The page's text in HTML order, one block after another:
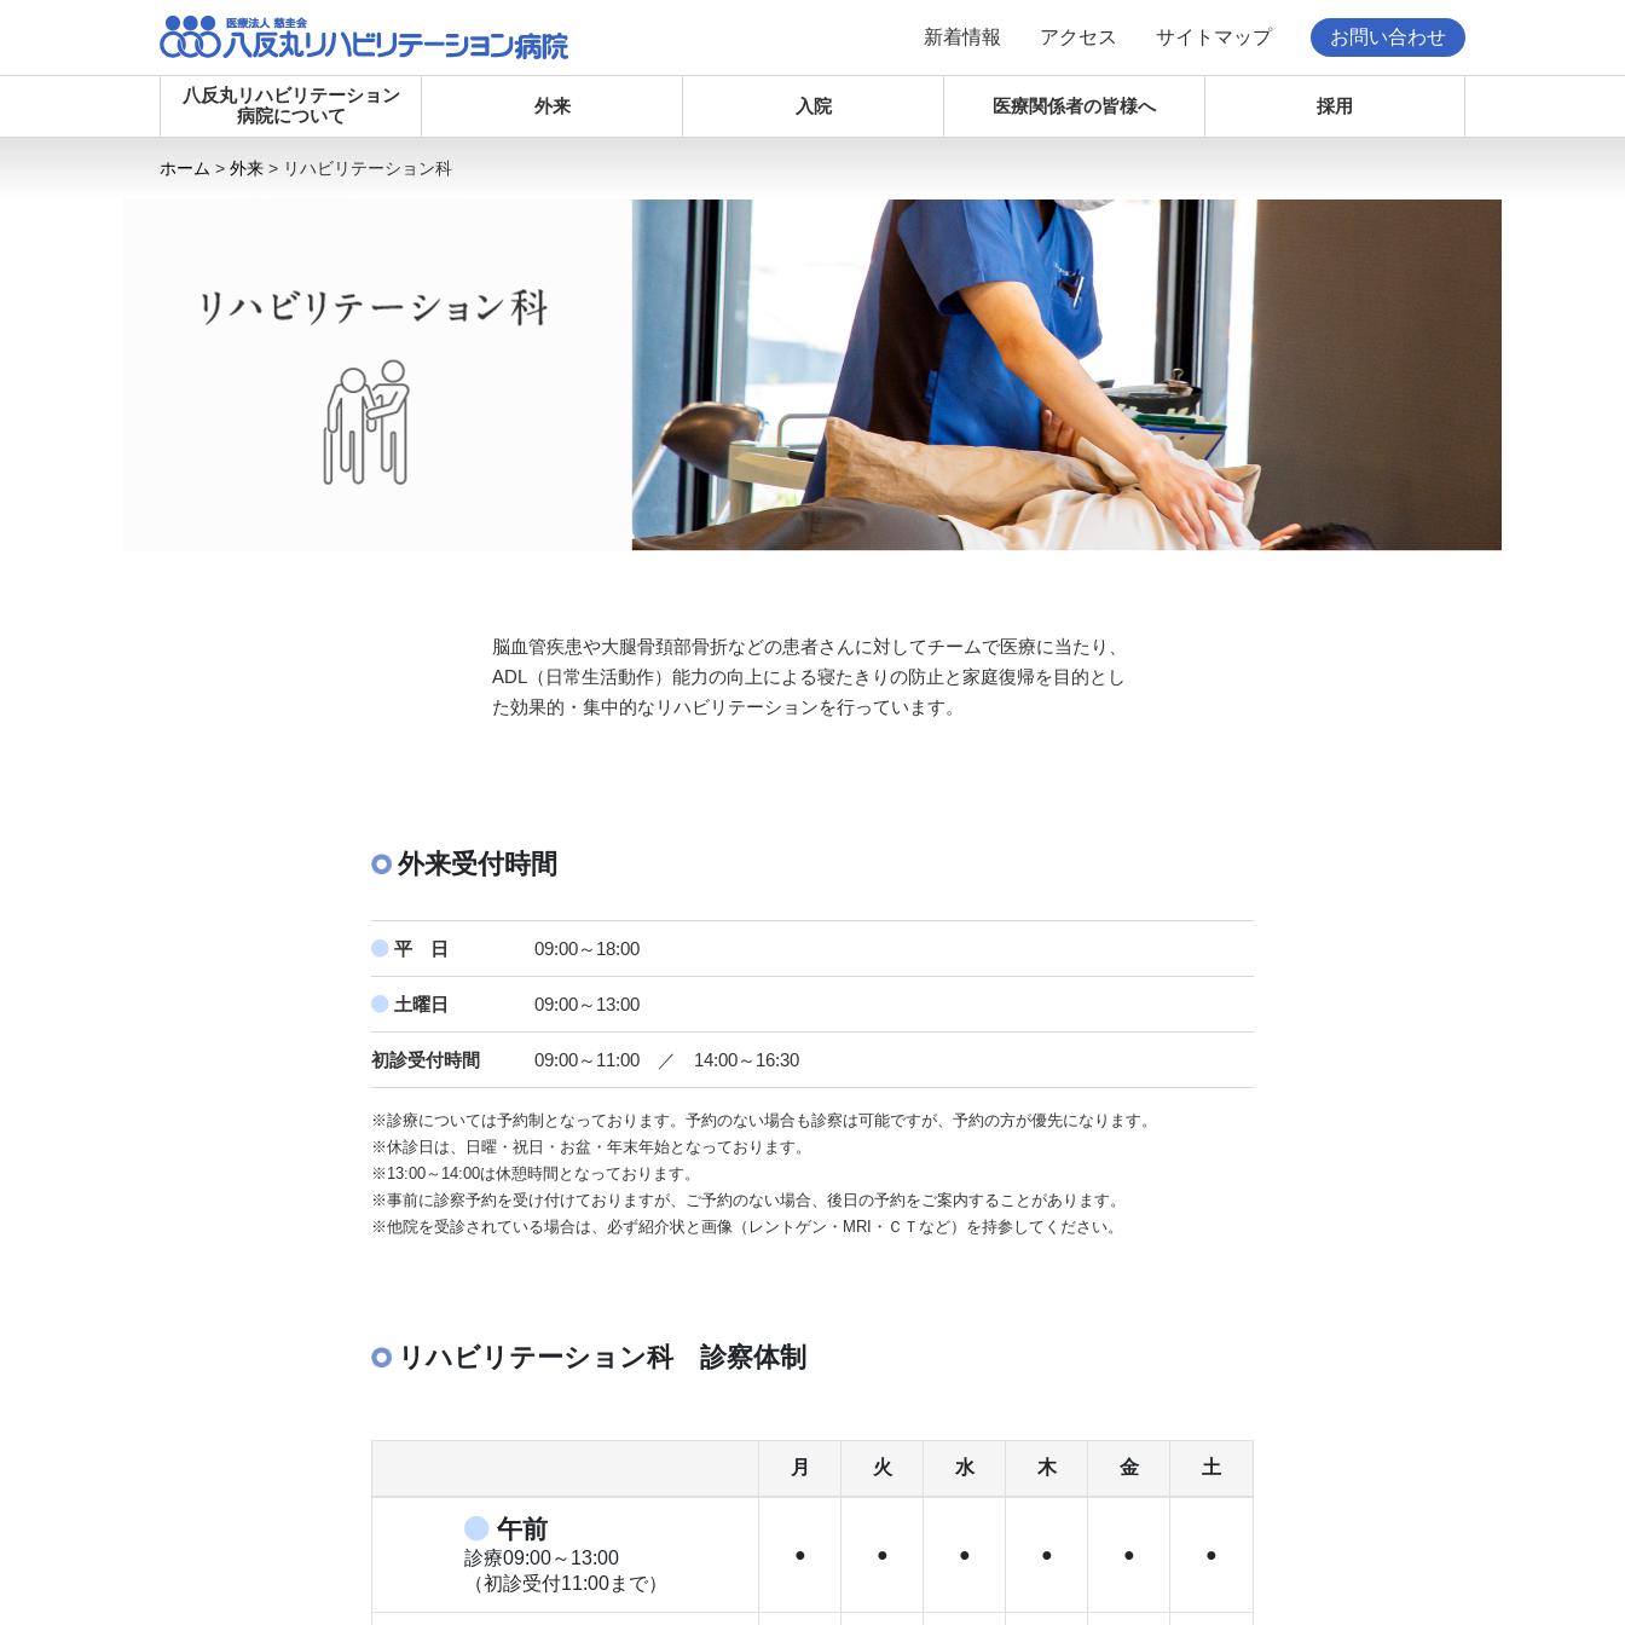
新着情報 アクセス サイトマップ お問い合わせ
八反丸リハビリテーション
病院について
外来 入院 医療関係者の皆様へ 採用
ホーム > 外来 > リハビリテーション科
脳血管疾患や大腿骨頚部骨折などの患者さんに対してチームで医療に当たり、
ADL（日常生活動作）能力の向上による寝たきりの防止と家庭復帰を目的とし
た効果的・集中的なリハビリテーションを行っています。
外来受付時間
平 日 09:00～18:00
土曜日 09:00～13:00
初診受付時間 09:00～11:00 ／ 14:00～16:30
※診療については予約制となっております。予約のない場合も診察は可能ですが、予約の方が優先になります。
※休診日は、日曜・祝日・お盆・年末年始となっております。
※13:00～14:00は休憩時間となっております。
※事前に診察予約を受け付けておりますが、ご予約のない場合、後日の予約をご案内することがあります。
※他院を受診されている場合は、必ず紹介状と画像（レントゲン・MRI・ＣＴなど）を持参してください。
リハビリテーション科 診察体制
月 火 水 木 金 土
午前
診療09:00～13:00
（初診受付11:00まで）
● ● ● ● ● ●